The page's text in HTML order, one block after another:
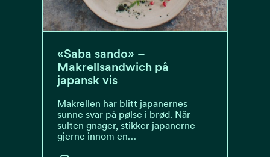
«Saba sando» –
Makrellsandwich på
japansk vis
Makrellen har blitt japanernes
sunne svar på pølse i brød. Når
sulten gnager, stikker japanerne
gjerne innom en…